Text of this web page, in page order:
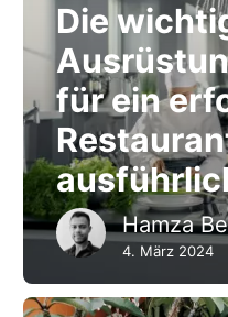
Die
für ein
Hamza
4. März 2024